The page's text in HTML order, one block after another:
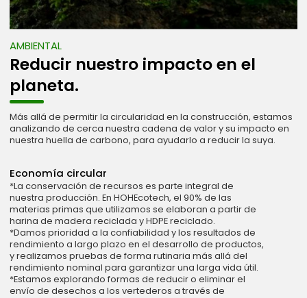
AMBIENTAL
Reducir nuestro impacto en el
planeta.
Más allá de permitir la circularidad en la construcción, estamos
analizando de cerca nuestra cadena de valor y su impacto en
nuestra huella de carbono, para ayudarlo a reducir la suya.
Economía circular
*La conservación de recursos es parte integral de
nuestra producción. En HOHEcotech, el 90% de las
materias primas que utilizamos se elaboran a partir de
harina de madera reciclada y HDPE reciclado.
*Damos prioridad a la confiabilidad y los resultados de
rendimiento a largo plazo en el desarrollo de productos,
y realizamos pruebas de forma rutinaria más allá del
rendimiento nominal para garantizar una larga vida útil.
*Estamos explorando formas de reducir o eliminar el
envío de desechos a los vertederos a través de